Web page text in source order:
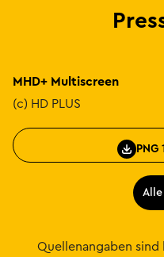
MHD+ Multiscreen
(c) HD PLUS
PNG
Alle
Quellenangaben